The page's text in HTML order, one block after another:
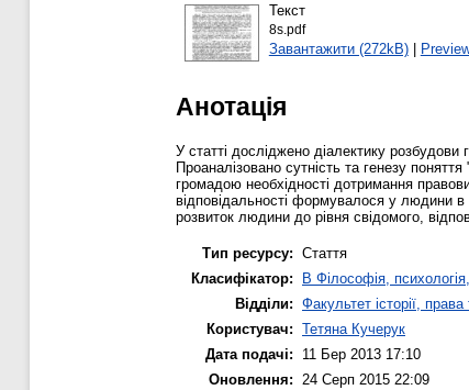
Текст
8s.pdf
Завантажити (272kB)|
Анотація
У статті досліджено діалектику
Проаналізовано сутність та генезу
громадою необхідності дотримання
відповідальності формувалося у людини в
розвиток людини до рівня свідомого,
Тип ресурсу: Стаття
Класифікатор:
B Філософія, психологія,
Відділи: Факультет історії,
Користувач: Тетяна Кучерук
Дата подачі:
11 Бер 2013 17:10
Оновлення:
24 Серп 2015 22:09